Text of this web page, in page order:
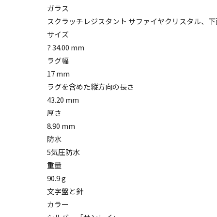
ガラス
スクラッチレジスタント サファイヤクリスタル、
サイズ
? 34.00 mm
ラグ幅
17 mm
ラグを含めた縦方向の長さ
43.20 mm
厚さ
8.90 mm
防水
5気圧防水
重量
90.9 g
文字盤と針
カラー